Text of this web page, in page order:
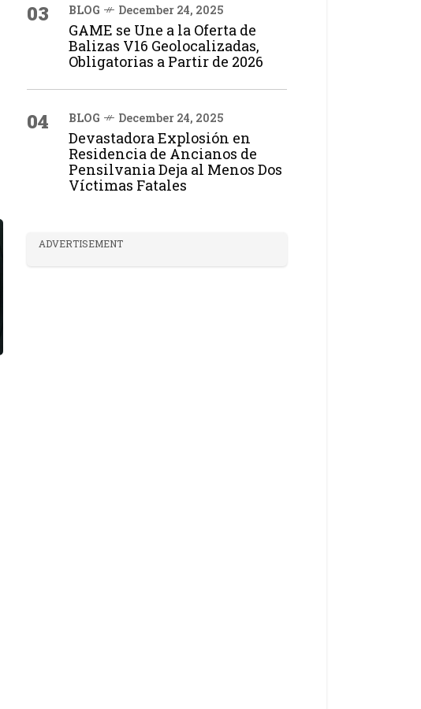
03 BLOG December 24, 2025
GAME se Une a la Oferta de
Balizas V16 Geolocalizadas,
Obligatorias a Partir de 2026
04 BLOG December 24, 2025
Devastadora Explosión en
Residencia de Ancianos de
Pensilvania Deja al Menos Dos
Víctimas Fatales
ADVERTISEMENT